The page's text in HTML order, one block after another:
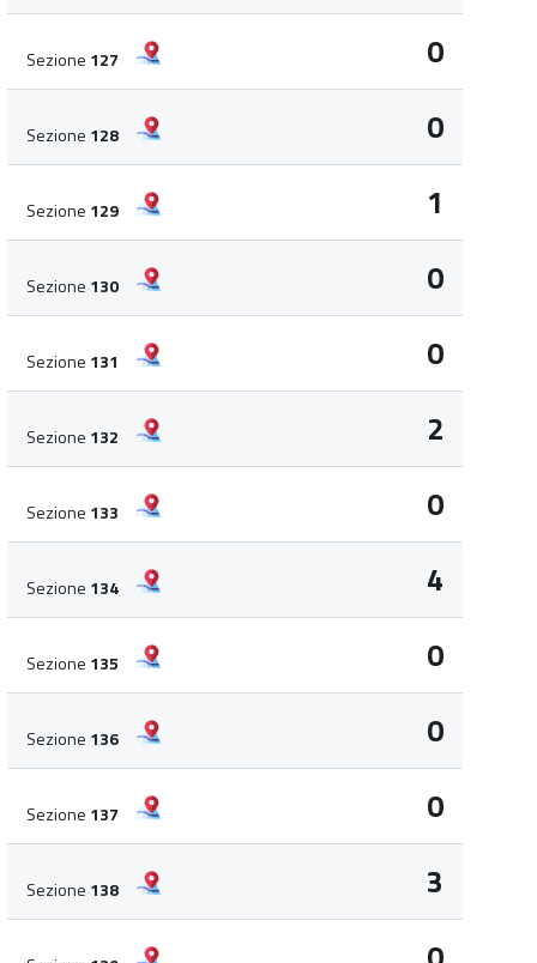
Sezione 127 0
Sezione 128 0
Sezione 129 1
Sezione 130 0
Sezione 131 0
Sezione 132 2
Sezione 133 0
Sezione 134 4
Sezione 135 0
Sezione 136 0
Sezione 137 0
Sezione 138 3